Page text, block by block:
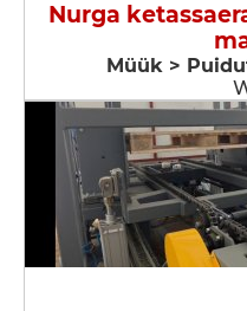
Nurga
Müük >